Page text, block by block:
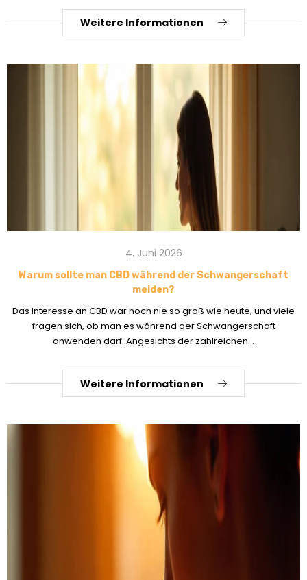
Weitere Informationen
4. Juni 2026
Warum sollte man CBD während der Schwangerschaft
meiden?
Das Interesse an CBD war noch nie so groß wie heute, und viele
fragen sich, ob man es während der Schwangerschaft
anwenden darf. Angesichts der zahlreichen...
Weitere Informationen